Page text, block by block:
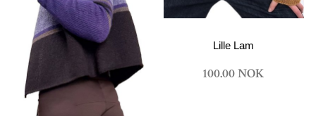
Lille Lam
100.00 NOK